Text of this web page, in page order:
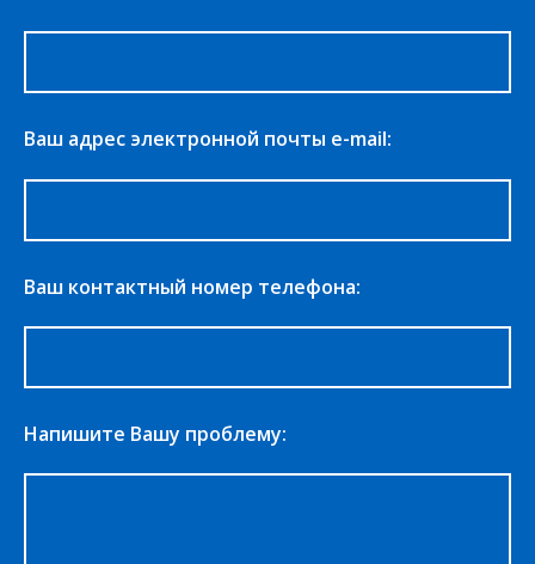
Ваш адрес электронной почты e-mail:
Ваш контактный номер телефона:
Напишите Вашу проблему: